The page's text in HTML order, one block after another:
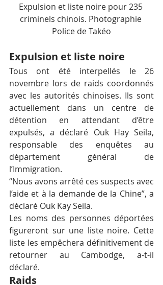
Expulsion et liste noire pour 235
criminels chinois. Photographie
Police de Takéo
Expulsion et liste noire
Tous ont été interpellés le 26
novembre lors de raids coordonnés
avec les autorités chinoises. Ils sont
actuellement dans un centre de
détention en attendant d’être
expulsés, a déclaré Ouk Hay Seila,
responsable des enquêtes au
département général de
l’Immigration.
“Nous avons arrêté ces suspects avec
l’aide et à la demande de la Chine”, a
déclaré Ouk Kay Seila.
Les noms des personnes déportées
figureront sur une liste noire. Cette
liste les empêchera définitivement de
retourner au Cambodge, a-t-il
déclaré.
Raids